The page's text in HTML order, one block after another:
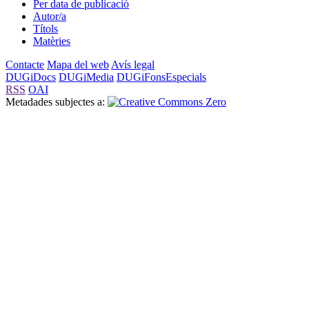
Per data de publicació
Autor/a
Títols
Matèries
Contacte Mapa del web Avís legal
DUGiDocs DUGiMedia DUGiFonsEspecials
RSS OAI
Metadades subjectes a: